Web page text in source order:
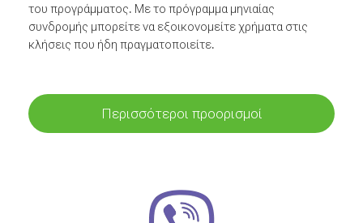
του προγράμματος. Με το πρόγραμμα μηνιαίας
συνδρομής μπορείτε να εξοικονομείτε χρήματα στις
κλήσεις που ήδη πραγματοποιείτε.
Περισσότεροι προορισμοί